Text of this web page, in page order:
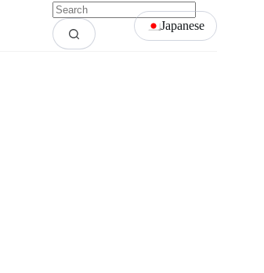
Japanese